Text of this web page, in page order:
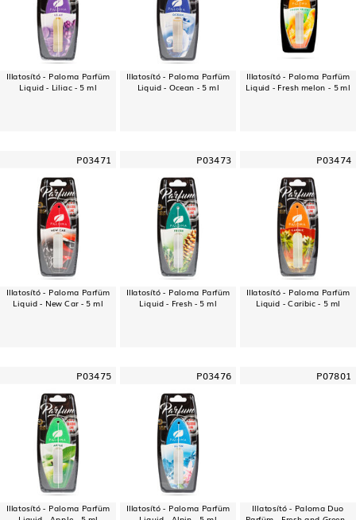
Illatosító - Paloma Parfüm
Liquid - Liliac - 5 ml
Illatosító - Paloma Parfüm
Liquid - Ocean - 5 ml
Illatosító - Paloma Parfüm
Liquid - Fresh melon - 5 ml
P03471
Illatosító - Paloma Parfüm
Liquid - New Car - 5 ml
P03473
Illatosító - Paloma Parfüm
Liquid - Fresh - 5 ml
P03474
Illatosító - Paloma Parfüm
Liquid - Caribic - 5 ml
P03475
Illatosító - Paloma Parfüm
P03476
Illatosító - Paloma Parfüm
P07801
Illatosító - Paloma Duo